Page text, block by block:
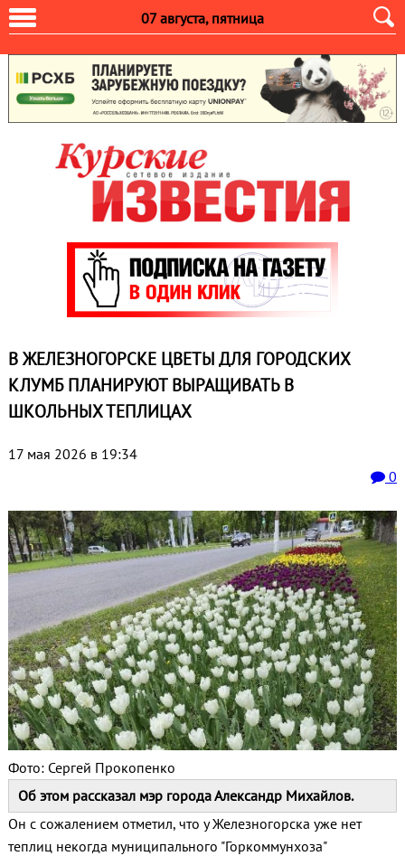
07 августа, пятница
В ЖЕЛЕЗНОГОРСКЕ ЦВЕТЫ ДЛЯ ГОРОДСКИХ
КЛУМБ ПЛАНИРУЮТ ВЫРАЩИВАТЬ В
ШКОЛЬНЫХ ТЕПЛИЦАХ
17 мая 2026 в 19:34
0
Фото: Сергей Прокопенко
Об этом рассказал мэр города Александр Михайлов.
Он с сожалением отметил, что у Железногорска уже нет
теплиц некогда муниципального "Горкоммунхоза"